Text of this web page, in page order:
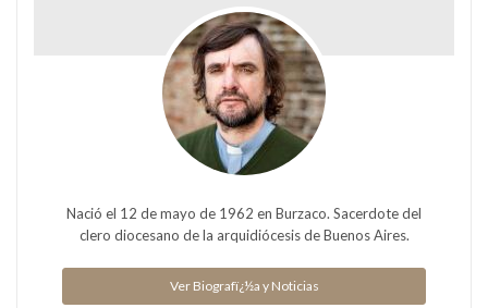
Nació el 12 de mayo de 1962 en Burzaco. Sacerdote del
clero diocesano de la arquidiócesis de Buenos Aires.
Ver Biografï¿½a y Noticias